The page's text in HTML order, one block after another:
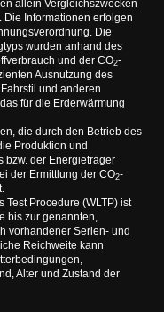
allein Vergleichszwecken
Informationen erfolgen
Die
wurden anhand des
und der CO2-
Ausnutzung des
und anderen
für die Erderwärmung
die durch den Betrieb des
Produktion und
bzw. der Energieträger
der Ermittlung der CO2-
Procedure (WLTP) ist
bis zur genannten,
vorhandener Serien- und
Reichweite kann
Alter und Zustand der